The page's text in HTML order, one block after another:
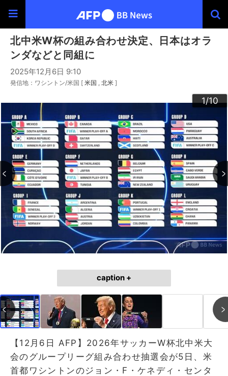
北中米W杯の組み合わせ決定、日本はオラ
ンダなどと同組に
2025年12月6日 9:10
発信地：ワシントン/米国 [ 米国 北米 ]
1/10
2/10
3/10
4/10
5/10
6/10
7/10
8/10
9/10
10/10
caption +
【12月6日 AFP】2026年サッカーW杯北中米大
会のグループリーグ組み合わせ抽選会が5日、米
首都ワシントンのジョン・F・ケネディ・センタ